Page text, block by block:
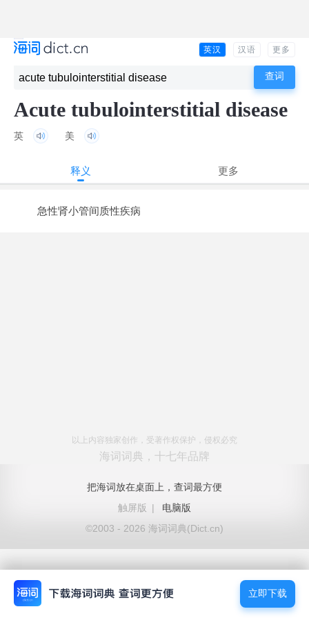
英汉 汉语 更多
Acute tubulointerstitial disease
英 美
释义 更多
急性肾小管间质性疾病
以上内容独家创作，受著作权保护，侵权必究
海词词典，十七年品牌
把海词放在桌面上，查词最方便
触屏版
|
电脑版
©2003 - 2026 海词词典(Dict.cn)
立即下载
立即下载